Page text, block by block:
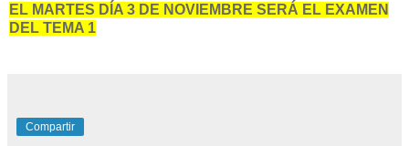
EL MARTES DÍA 3 DE NOVIEMBRE SERÁ EL EXAMEN
DEL TEMA 1
Compartir